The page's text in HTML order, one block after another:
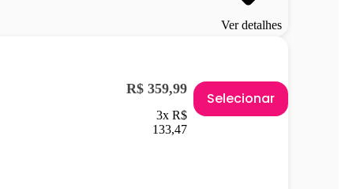
Ver detalhes
R$ 359,99
3x R$
133,47
Selecionar